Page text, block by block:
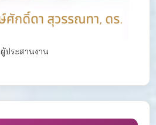
ผู้ประสานงาน